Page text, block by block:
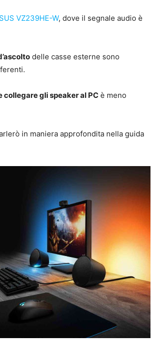
VZ239HE-W, dove il segnale audio è
delle casse esterne sono
collegare gli speaker al PC è meno
in maniera approfondita nella guida